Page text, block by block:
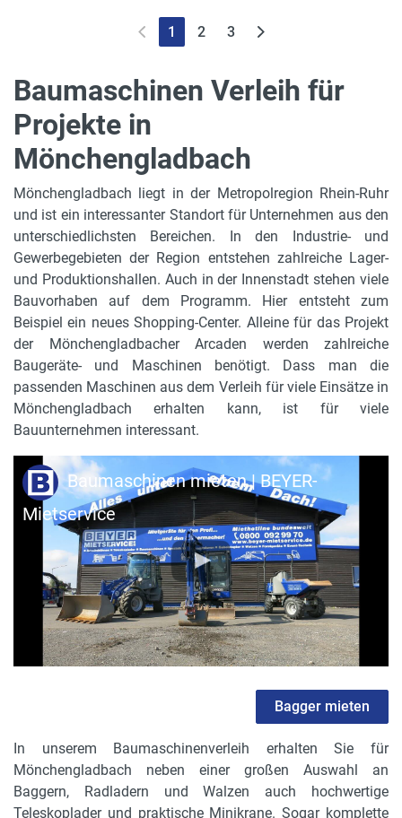
1 2 3
Baumaschinen Verleih für
Projekte in
Mönchengladbach
Mönchengladbach liegt in der Metropolregion Rhein-Ruhr
und ist ein interessanter Standort für Unternehmen aus den
unterschiedlichsten Bereichen. In den Industrie- und
Gewerbegebieten der Region entstehen zahlreiche Lager-
und Produktionshallen. Auch in der Innenstadt stehen viele
Bauvorhaben auf dem Programm. Hier entsteht zum
Beispiel ein neues Shopping-Center. Alleine für das Projekt
der Mönchengladbacher Arcaden werden zahlreiche
Baugeräte- und Maschinen benötigt. Dass man die
passenden Maschinen aus dem Verleih für viele Einsätze in
Mönchengladbach erhalten kann, ist für viele
Bauunternehmen interessant.
Baumaschinen mieten | BEYER-
Mietservice
Bagger mieten
In unserem Baumaschinenverleih erhalten Sie für
Mönchengladbach neben einer großen Auswahl an
Baggern, Radladern und Walzen auch hochwertige
Teleskoplader und praktische Minikrane. Sogar komplette